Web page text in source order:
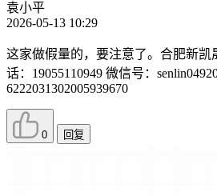
袁小平
2026-05-13 10:29
这家做假量的，要注意了。合肥新凯
话：19055110949 微信号：
6222031302005939670
0 回复